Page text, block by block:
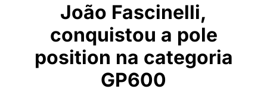
João Fascinelli,
conquistou a pole
position na categoria
GP600